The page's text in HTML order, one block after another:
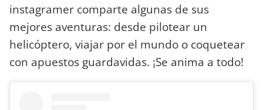
instagramer comparte algunas de sus
mejores aventuras: desde pilotear un
helicóptero, viajar por el mundo o coquetear
con apuestos guardavidas. ¡Se anima a todo!